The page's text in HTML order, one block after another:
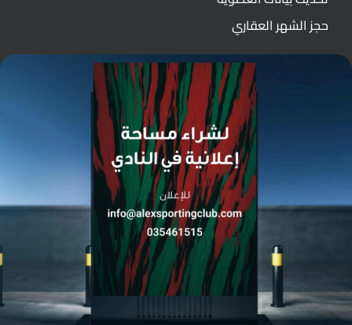
حجز الشهر العقاري